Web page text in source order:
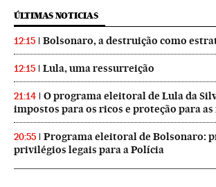
ÚLTIMAS NOTICIAS
12:15 Bolsonaro, a destruição como
12:15 Lula, uma ressurreição
21:14
O programa eleitoral de Lula da
impostos para os ricos e proteção para
20:55
Programa eleitoral de Bolsonaro:
privilégios legais para a Polícia